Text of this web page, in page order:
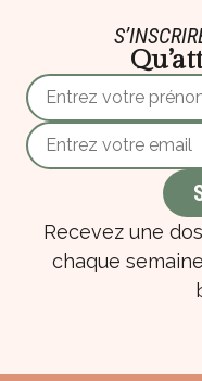
Recevez une
chaque